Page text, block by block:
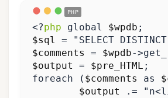
<?php global $wpdb ;
$sql
=
"SELECT
$comments
= $wpdb->
$output
= $pre_HTML ;
foreach
( $comments as
$output
.=